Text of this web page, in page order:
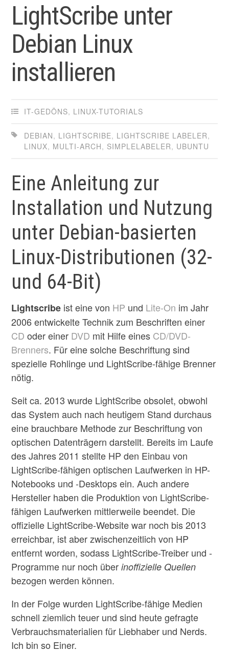
LightScribe unter
Debian Linux
installieren
IT-GEDÖNS, LINUX-TUTORIALS
DEBIAN, LIGHTSCRIBE, LIGHTSCRIBE LABELER,
LINUX, MULTI-ARCH, SIMPLELABELER, UBUNTU
Eine Anleitung zur
Installation und Nutzung
unter Debian-basierten
Linux-Distributionen (32-
und 64-Bit)
Lightscribe ist eine von HP und Lite-On im Jahr
2006 entwickelte Technik zum Beschriften einer
CD oder einer DVD mit Hilfe eines CD/DVD-
Brenners. Für eine solche Beschriftung sind
spezielle Rohlinge und LightScribe-fähige Brenner
nötig.
Seit ca. 2013 wurde LightScribe obsolet, obwohl
das System auch nach heutigem Stand durchaus
eine brauchbare Methode zur Beschriftung von
optischen Datenträgern darstellt. Bereits im Laufe
des Jahres 2011 stellte HP den Einbau von
LightScribe-fähigen optischen Laufwerken in HP-
Notebooks und -Desktops ein. Auch andere
Hersteller haben die Produktion von LightScribe-
fähigen Laufwerken mittlerweile beendet. Die
offizielle LightScribe-Website war noch bis 2013
erreichbar, ist aber zwischenzeitlich von HP
entfernt worden, sodass LightScribe-Treiber und -
Programme nur noch über inoffizielle Quellen
bezogen werden können.
In der Folge wurden LightScribe-fähige Medien
schnell ziemlich teuer und sind heute gefragte
Verbrauchsmaterialien für Liebhaber und Nerds.
Ich bin so Einer.